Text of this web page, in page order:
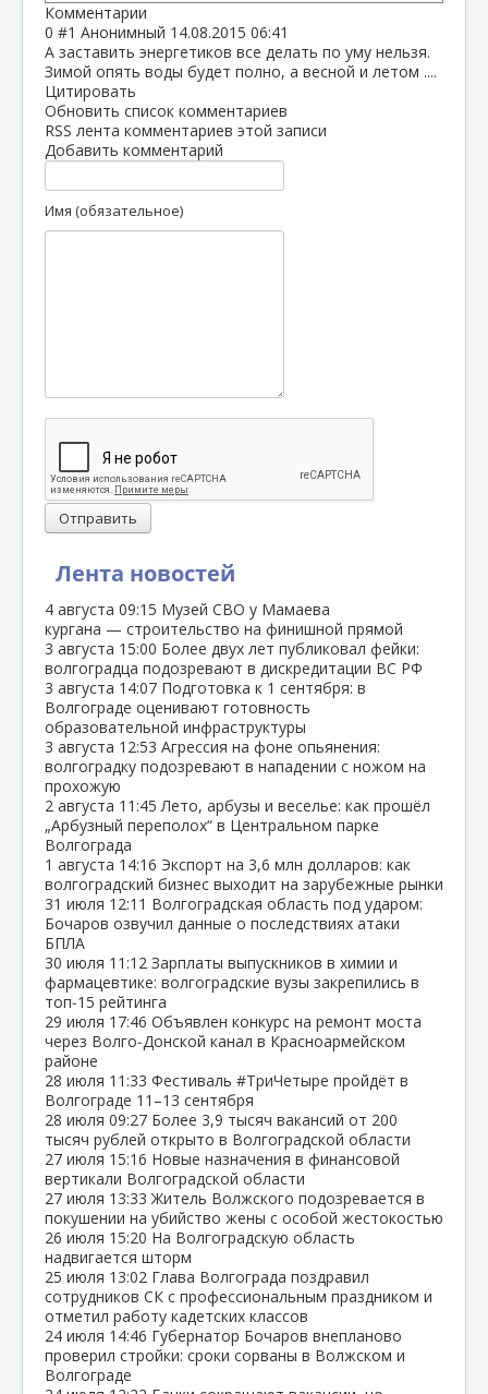
Лента новостей
4 августа 09:15 Музей СВО у Мамаева
кургана — строительство на финишной прямой
3 августа 15:00 Более двух лет публиковал фейки:
волгоградца подозревают в дискредитации ВС РФ
3 августа 14:07 Подготовка к 1 сентября: в
Волгограде оценивают готовность
образовательной инфраструктуры
3 августа 12:53 Агрессия на фоне опьянения:
волгоградку подозревают в нападении с ножом на
прохожую
2 августа 11:45 Лето, арбузы и веселье: как прошёл
„Арбузный переполох“ в Центральном парке
Волгограда
1 августа 14:16 Экспорт на 3,6 млн долларов: как
волгоградский бизнес выходит на зарубежные рынки
31 июля 12:11 Волгоградская область под ударом:
Бочаров озвучил данные о последствиях атаки
БПЛА
30 июля 11:12 Зарплаты выпускников в химии и
фармацевтике: волгоградские вузы закрепились в
топ‑15 рейтинга
29 июля 17:46 Объявлен конкурс на ремонт моста
через Волго‑Донской канал в Красноармейском
районе
28 июля 11:33 Фестиваль #ТриЧетыре пройдёт в
Волгограде 11–13 сентября
28 июля 09:27 Более 3,9 тысяч вакансий от 200
тысяч рублей открыто в Волгоградской области
27 июля 15:16 Новые назначения в финансовой
вертикали Волгоградской области
27 июля 13:33 Житель Волжского подозревается в
покушении на убийство жены с особой жестокостью
26 июля 15:20 На Волгоградскую область
надвигается шторм
25 июля 13:02 Глава Волгограда поздравил
сотрудников СК с профессиональным праздником и
отметил работу кадетских классов
24 июля 14:46 Губернатор Бочаров внепланово
проверил стройки: сроки сорваны в Волжском и
Волгограде
Комментарии
0 #1 Анонимный 14.08.2015 06:41
А заставить энергетиков все делать по уму нельзя.
Зимой опять воды будет полно, а весной и летом ....
Цитировать
Обновить список комментариев
RSS лента комментариев этой записи
Добавить комментарий
Имя (обязательное)
Отправить